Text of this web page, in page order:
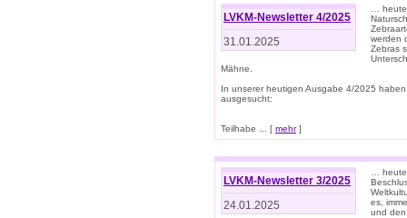
LVKM-Newsletter 4/2025
31.01.2025
…
werden
Zebras
Mähne.
In unserer heutigen Ausgabe 4/2025
ausgesucht:
Teilhabe ... [ mehr]
LVKM-Newsletter 3/2025
24.01.2025
…
es,
und